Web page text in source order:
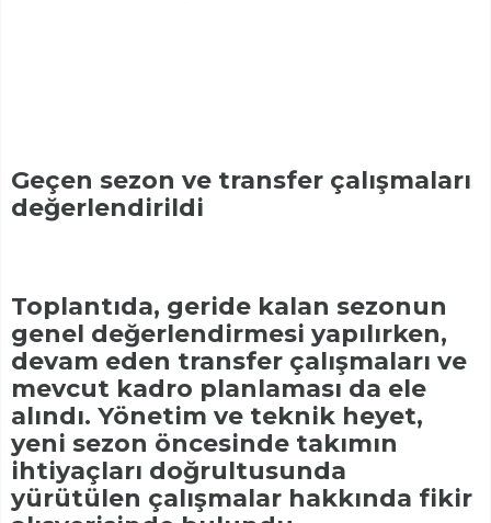
Geçen sezon ve transfer çalışmaları
değerlendirildi
Toplantıda, geride kalan sezonun
genel değerlendirmesi yapılırken,
devam eden transfer çalışmaları ve
mevcut kadro planlaması da ele
alındı. Yönetim ve teknik heyet,
yeni sezon öncesinde takımın
ihtiyaçları doğrultusunda
yürütülen çalışmalar hakkında fikir